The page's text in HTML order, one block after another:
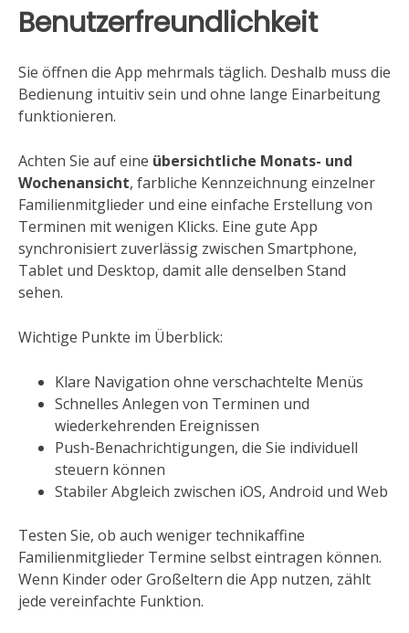
Benutzerfreundlichkeit
Sie öffnen die App mehrmals täglich. Deshalb muss die
Bedienung intuitiv sein und ohne lange Einarbeitung
funktionieren.
Achten Sie auf eine übersichtliche Monats- und
Wochenansicht, farbliche Kennzeichnung einzelner
Familienmitglieder und eine einfache Erstellung von
Terminen mit wenigen Klicks. Eine gute App
synchronisiert zuverlässig zwischen Smartphone,
Tablet und Desktop, damit alle denselben Stand
sehen.
Wichtige Punkte im Überblick:
Klare Navigation ohne verschachtelte Menüs
Schnelles Anlegen von Terminen und
wiederkehrenden Ereignissen
Push-Benachrichtigungen, die Sie individuell
steuern können
Stabiler Abgleich zwischen iOS, Android und Web
Testen Sie, ob auch weniger technikaffine
Familienmitglieder Termine selbst eintragen können.
Wenn Kinder oder Großeltern die App nutzen, zählt
jede vereinfachte Funktion.